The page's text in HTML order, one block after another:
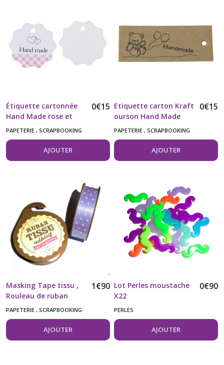
Étiquette cartonnée
Hand Made rose et
blanc coeurs vendue à
0€15
PAPETERIE , SCRAPBOOKING
AJOUTER
Etiquette carton Kraft
ourson Hand Made
0€15
PAPETERIE , SCRAPBOOKING
AJOUTER
Masking Tape tissu ,
Rouleau de ruban
adhésif en tissu
1€90
PAPETERIE , SCRAPBOOKING
AJOUTER
Lot Perles moustache
X22
0€90
PERLES
AJOUTER
Cabochons
Papeterie
,
scrapbooking
Rubans
(4)
Afficher
résultats